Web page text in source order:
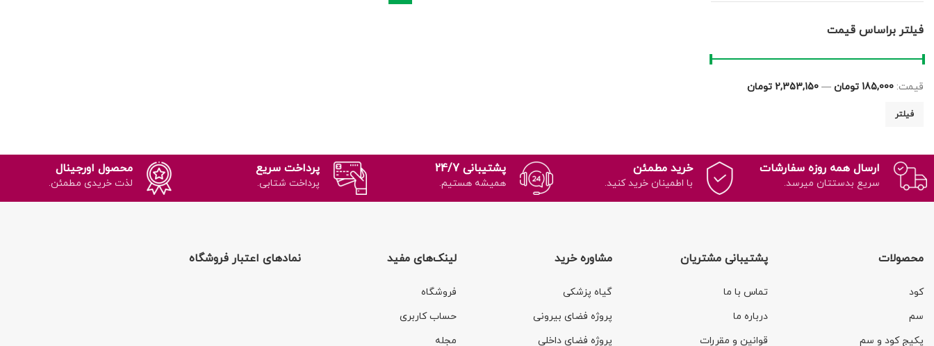
فیلتر براساس قیمت
فیلتر
قیمت: 185,000 تومان — 2,353,150 تومان
ارسال همه روزه سفارشات
سریع بدستتان میرسد.
خرید مطمئن
با اطمینان خرید کنید.
پشتیبانی 24/7
همیشه هستیم.
پرداخت سریع
پرداخت شتابی.
محصول اورجینال
لذت خریدی مطمئن.
محصولات
کود
سم
پکیج کود و سم
پشتیبانی مشتریان
تماس با ما
درباره ما
قوانین و مقررات
مشاوره خرید
گیاه پزشکی
پروژه فضای بیرونی
پروژه فضای داخلی
لینک‌های مفید
فروشگاه
حساب کاربری
مجله
نمادهای اعتبار فروشگاه